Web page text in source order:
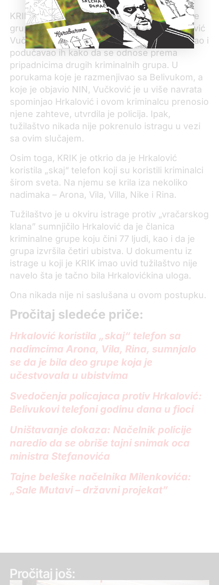
KRIK je otkrio da je ključni kontakt Belivukove
grupe u policiji bio je žandarm Nenad Vučković
Vučko koji je kriminalcima godinama naređivao i
podučavao ih kako da se odnose prema
pripadnicima drugih kriminalnih grupa. U
porukama koje je razmenjivao sa Belivukom, a
koje je objavio NIN, Vučković je u više navrata
spominjao Hrkalović i ovom kriminalcu prenosio
njene zahteve, utvrdila je policija. Ipak,
tužilaštvo nikada nije pokrenulo istragu u vezi
sa ovim slučajem.
Osim toga, KRIK je otkrio da je Hrkalović
koristila „skaj“ telefon koji su koristili kriminalci
širom sveta. Na njemu se krila iza nekoliko
nadimaka – Arona, Vila, Villa, Nike i Rina.
Tužilaštvo je u okviru istrage protiv „vračarskog
klana” sumnjičilo Hrkalović da je članica
kriminalne grupe koju čini 77 ljudi, kao i da je
grupa izvršila četiri ubistva. U dokumentu iz
istrage u koji je KRIK imao uvid tužilaštvo nije
navelo šta je tačno bila Hrkalovićkina uloga.
Ona nikada nije ni saslušana u ovom postupku.
Pročitaj sledeće priče:
Hrkalović koristila „skaj“ telefon sa
nadimcima Arona, Vila, Rina, sumnjalo
se da je bila deo grupe koja je
učestvovala u ubistvima
Svedočenja policajaca protiv Hrkalović:
Belivukovi telefoni godinu dana u fioci
Uništavanje dokaza: Načelnik policije
naredio da se obriše tajni snimak oca
ministra Stefanovića
Tajne beleške načelnika Milenkovića:
„Sale Mutavi – državni projekat”
Pročitaj još: